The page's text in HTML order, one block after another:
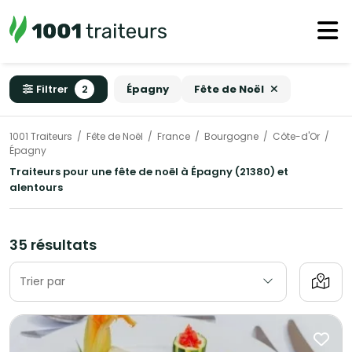
Filtrer 2 Épagny Fête de Noël
1001 Traiteurs Fête de Noël France Bourgogne
Côte-d'Or
Épagny
Traiteurs pour une fête de noël à Épagny (21380) et
alentours
35 résultats
Trier par